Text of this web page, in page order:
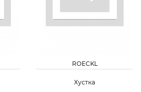
ROECKL
Хустка